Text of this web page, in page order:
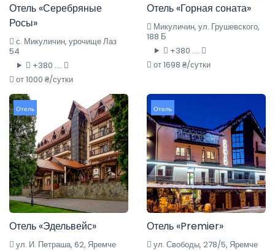
Отель «Серебряные
Росы»
с. Микуличин, урочище Лаз
54
+380 ....
от 1000 ₴/сутки
Отель «Горная соната»
Микуличин, ул. Грушевского,
188 Б
+380 ....
от 1698 ₴/сутки
Отель
Отель «Эдельвейс»
ул. И. Петраша, 62, Яремче
Отель
Отель «Premier»
ул. Свободы, 278/5, Яремче